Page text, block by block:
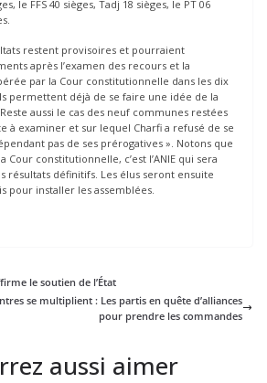
le FFS 40 sièges, Tadj 18 sièges, le PT 06
restent provisoires et pourraient
après l’examen des recours et la
par la Cour constitutionnelle dans les dix
permettent déjà de se faire une idée de la
aussi le cas des neuf communes restées
à examiner et sur lequel Charfi a refusé de se
pas de ses prérogatives ». Notons que
Cour constitutionnelle, c’est l’ANIE qui sera
résultats définitifs. Les élus seront ensuite
pour installer les assemblées.
le soutien de l’État
se multiplient : Les partis en quête d’alliances
pour prendre les commandes
aussi aimer